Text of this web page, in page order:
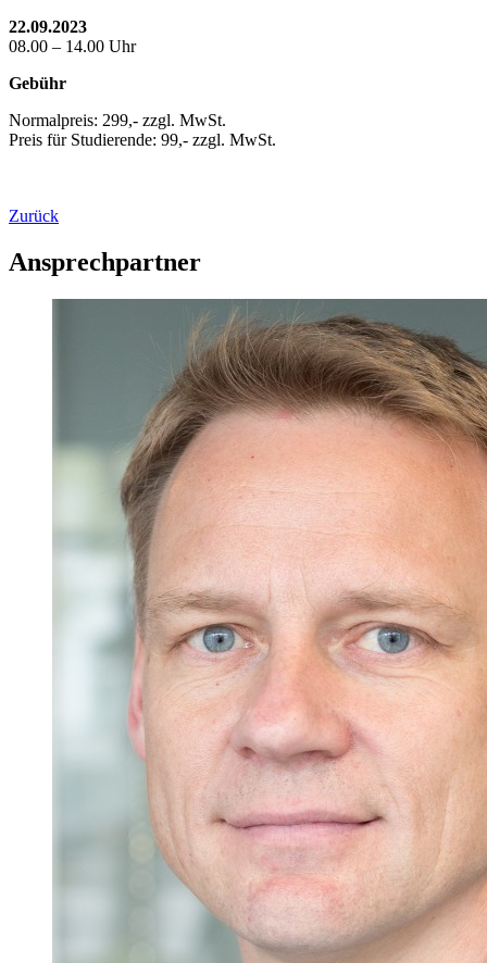
22.09.2023
08.00 – 14.00 Uhr
Gebühr
Normalpreis: 299,- zzgl. MwSt.
Preis für Studierende: 99,- zzgl. MwSt.
Zurück
Ansprechpartner